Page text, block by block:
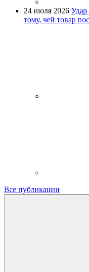
24 июля 2026 Удар
тому, чей товар
Все публикации